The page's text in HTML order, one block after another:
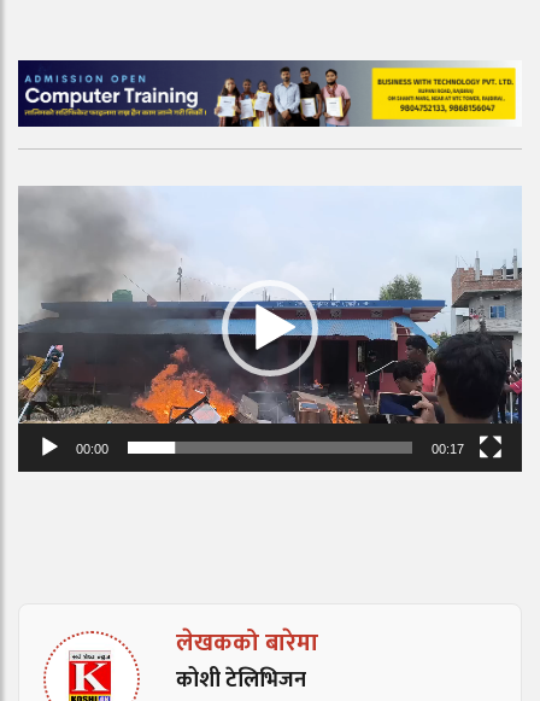
Video
00:00 00:17
लेखकको बारेमा
कोशी टेलिभिजन